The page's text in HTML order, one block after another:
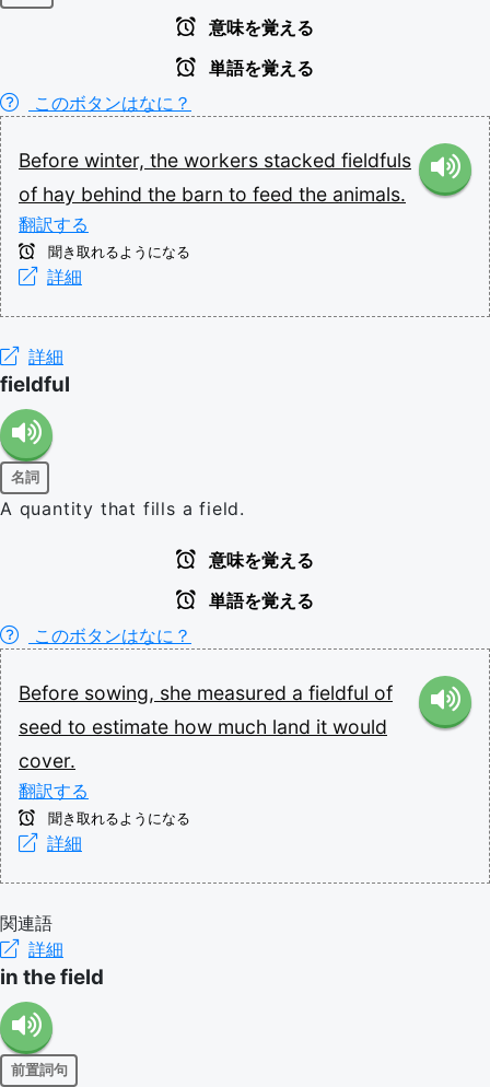
意味を覚える
単語を覚える
このボタンはなに？
Before winter, the workers stacked fieldfuls
of hay behind the barn to feed the animals.
翻訳する
聞き取れるようになる
詳細
詳細
fieldful
名詞
A quantity that fills a field.
意味を覚える
単語を覚える
このボタンはなに？
Before sowing, she measured a fieldful of
seed to estimate how much land it would
cover.
翻訳する
聞き取れるようになる
詳細
関連語
詳細
in the field
前置詞句